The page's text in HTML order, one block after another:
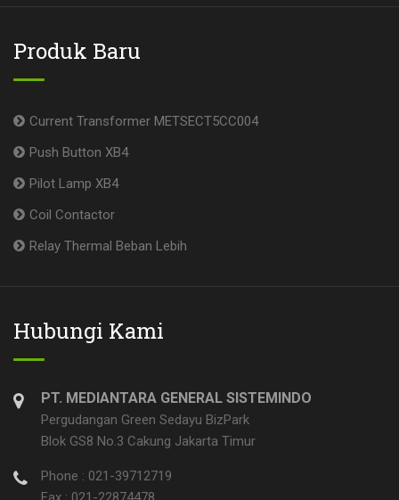
Produk Baru
Current Transformer METSECT5CC004
Push Button XB4
Pilot Lamp XB4
Coil Contactor
Relay Thermal Beban Lebih
Hubungi Kami
PT. MEDIANTARA GENERAL SISTEMINDO
Pergudangan Green Sedayu BizPark
Blok GS8 No.3 Cakung Jakarta Timur
Phone : 021-39712719